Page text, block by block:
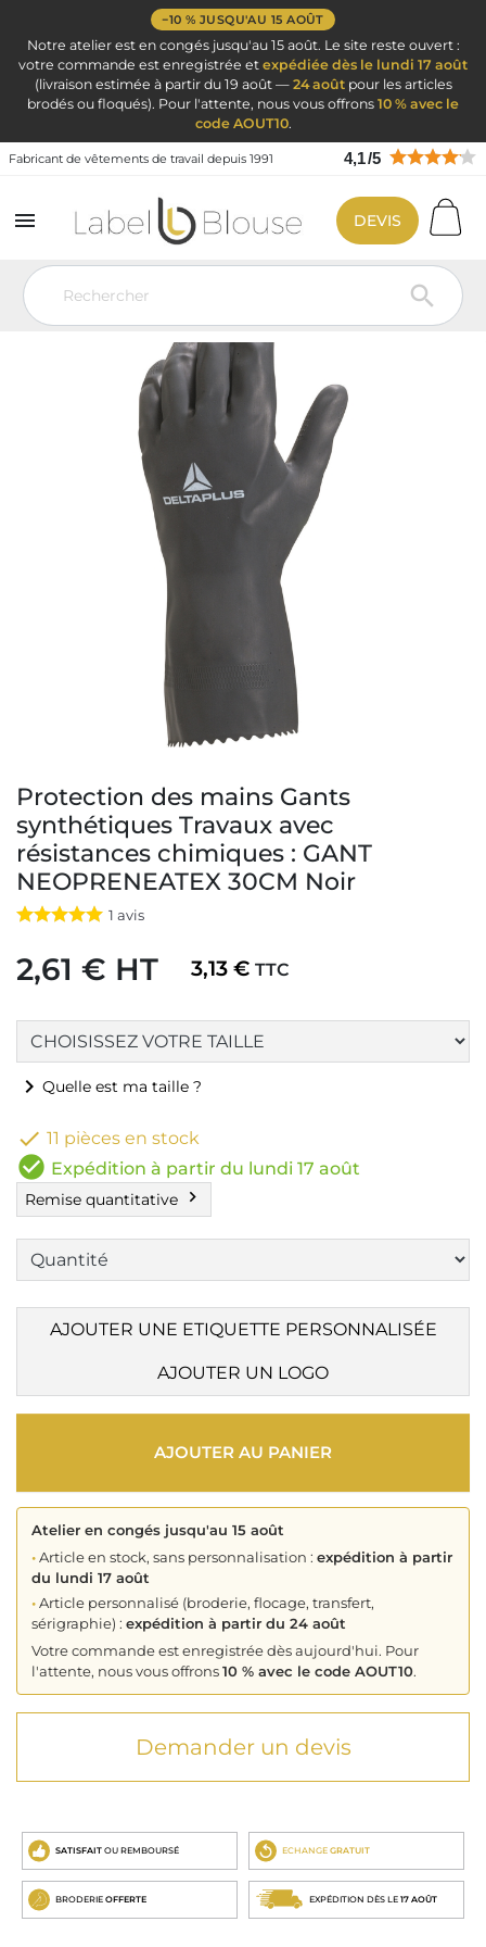
−10 % JUSQU'AU 15 AOÛT
Notre atelier est en congés jusqu'au 15 août. Le site reste ouvert :
votre commande est enregistrée et expédiée dès le lundi 17 août
(livraison estimée à partir du 19 août — 24 aoûtpour les articles
brodés ou floqués). Pour l'attente, nous vous offrons 10 % avec le
code AOUT10.
Fabricant de vêtements de travail depuis 1991 4,1/5


DEVIS
Vêtement de travail EPI : Equipement Protection Individuel
Gants
Protection des mains Gants
synthétiques Travaux avec
résistances chimiques : GANT
NEOPRENEATEX 30CM Noir
1 avis
2,61 € HT 3,13 € TTC
chevron_right Quelle est ma taille ?
 11 pièces en stock
check_circle Expédition à partir du lundi 17 août
Remise quantitative chevron_right
AJOUTER UNE ETIQUETTE PERSONNALISÉE
AJOUTER UN LOGO
AJOUTER AU PANIER
Atelier en congés jusqu'au 15 août
•Article en stock, sans personnalisation : expédition à partir
du lundi 17 août
•Article personnalisé (broderie, flocage, transfert,
sérigraphie) : expédition à partir du 24 août
Votre commande est enregistrée dès aujourd'hui. Pour
l'attente, nous vous offrons10 % avec le code AOUT10.
Demander un devis
SATISFAIT OU REMBOURSÉ ECHANGE GRATUIT
BRODERIE OFFERTE EXPÉDITION DÈS LE 17 AOÛT